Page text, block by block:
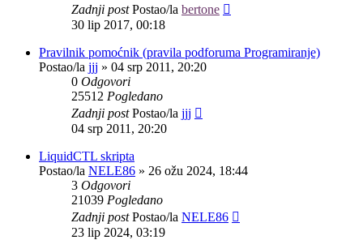
Zadnji postPostao/la bertone
30 lip 2017, 00:18
Pravilnik pomoćnik (pravila podforuma Programiranje)
Postao/la jjj » 04 srp 2011, 20:20
0 Odgovori
25512 Pogledano
Zadnji postPostao/la jjj
04 srp 2011, 20:20
LiquidCTL skripta
Postao/la NELE86 » 26 ožu 2024, 18:44
3 Odgovori
21039 Pogledano
Zadnji postPostao/la NELE86
23 lip 2024, 03:19